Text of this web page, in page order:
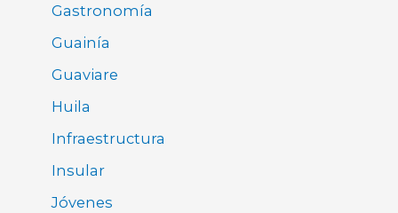
Gastronomía
Guainía
Guaviare
Huila
Infraestructura
Insular
Jóvenes